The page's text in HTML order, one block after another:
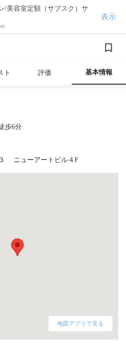
/美容室定額（サブスク）サ
表示
ト 評価 基本情報
歩6分
ニューアートビル４F
地図アプリで見る